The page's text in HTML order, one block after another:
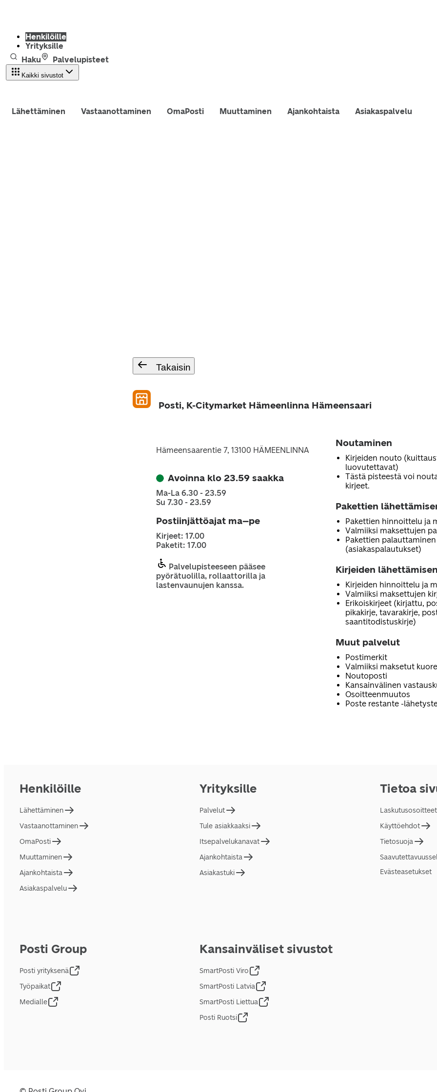
Henkilöille
Yrityksille
Haku
Palvelupisteet
Kaikki sivustot
Lähettäminen Vastaanottaminen OmaPosti Muuttaminen Ajankohtaista Asiakaspalvelu
Takaisin
Posti, K-Citymarket Hämeenlinna Hämeensaari
Hämeensaarentie 7, 13100 HÄMEENLINNA
Avoinna klo 23.59 saakka
Ma-La 6.30 - 23.59
Su 7.30 - 23.59
Postiinjättöajat ma–pe
Kirjeet: 17.00
Paketit: 17.00
Palvelupisteeseen pääsee
pyörätuolilla, rollaattorilla ja
lastenvaunujen kanssa.
Noutaminen
Kirjeiden nouto
luovutettavat)
Tästä pisteestä voi
kirjeet.
Pakettien
Pakettien hinnoittelu ja
Valmiiksi maksettujen
Pakettien palauttaminen
(asiakaspalautukset)
Kirjeiden
Kirjeiden hinnoittelu ja
Valmiiksi maksettujen
Erikoiskirjeet (kirjattu,
pikakirje, tavarakirje,
saantitodistuskirje)
Muut palvelut
Postimerkit
Valmiiksi maksetut
Noutoposti
Kansainvälinen
Osoitteenmuutos
Poste restante -
Henkilöille
Lähettäminen
Vastaanottaminen
OmaPosti
Muuttaminen
Ajankohtaista
Asiakaspalvelu
Yrityksille
Palvelut
Tule asiakkaaksi
Itsepalvelukanavat
Ajankohtaista
Asiakastuki
Tietoa
Laskutusosoitteet
Käyttöehdot
Tietosuoja
Evästeasetukset
Posti Group
Posti yrityksenä
Työpaikat
Medialle
Kansainväliset sivustot
SmartPosti Viro
SmartPosti Latvia
SmartPosti Liettua
Posti Ruotsi